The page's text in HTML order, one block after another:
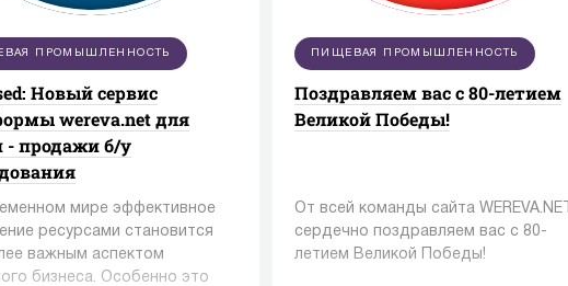
ПРОМЫШЛЕННОСТЬ
Новый сервис
wereva.net для
- продажи б/у
мире эффективное
ресурсами становится
важным аспектом
бизнеса. Особенно это
ПИЩЕВАЯ ПРОМЫШЛЕННОСТЬ
Поздравляем вас с 80-летием
Великой Победы!
От всей команды сайта WEREVA.NET
сердечно поздравляем вас с 80-
летием Великой Победы!